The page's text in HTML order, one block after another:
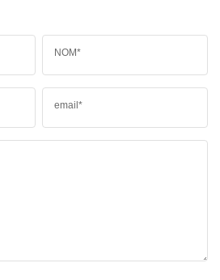
NOM*
email*